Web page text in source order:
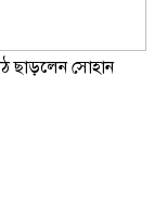
ছাড়লেন সোহান